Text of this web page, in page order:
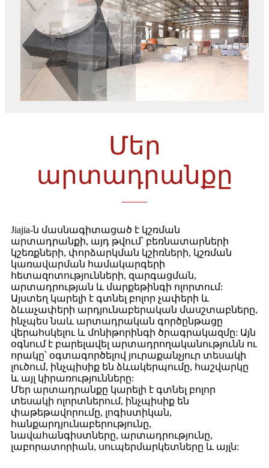
Մեր
արտադրանքը
Jiajia-ն մասնագիտացած է կշռման
արտադրանքի, այդ թվում՝ բեռնատարների
կշեռքների, փորձարկման կշիռների, կշռման
կառավարման համակարգերի
հետազոտությունների, զարգացման,
արտադրության և մարքեթինգի ոլորտում:
Այստեղ կարելի է գտնել բոլոր չափերի և
ձևաչափերի արդյունաբերական մասշտաբները,
ինչպես նաև արտադրական գործընթացը
վերահսկելու և մոնիթորինգի ծրագրակազմը: Այն
օգնում է բարելավել արտադրողականությունն ու
որակը՝ օգտագործելով յուրաքանչյուր տեսակի
լուծում, ինչպիսիք են ձևակերպումը, հաշվարկը
և այլ կիրառությունները:
Մեր արտադրանքը կարելի է գտնել բոլոր
տեսակի ոլորտներում, ինչպիսիք են
փաթեթավորումը, լոգիստիկան,
հանքարդյունաբերությունը,
նավահանգիստները, արտադրությունը,
լաբորատորիան, սուպերմարկետները և այլն: